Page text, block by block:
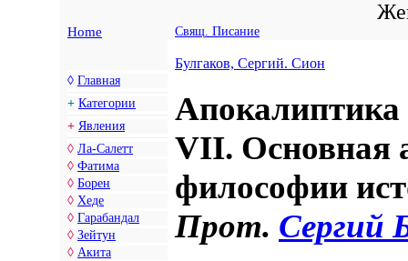
Home Свящ. Писание
◊ Главная
+ Категории
+ Явления
◊ Ла-Салетт
◊ Фатима
◊ Борен
◊ Хеде
◊ Гарабандал
◊ Зейтун
◊ Акита
Булгаков, Сергий. Сион
Апокалиптика
VII. Основная
философии
Прот. Сергий